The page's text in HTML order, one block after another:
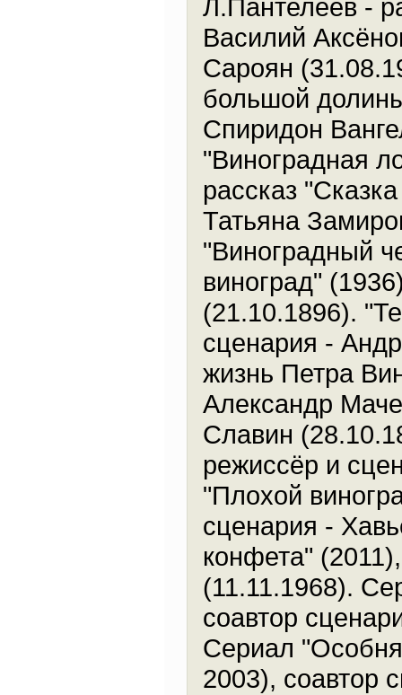
Л.Пантелеев -
Василий
Сароян
большой
Спиридон
"Виноградная
рассказ
Татьяна
"Виноградный
виноград"
(21.10.1896).
сценария -
жизнь Петра
Александр
Славин
режиссёр и
"Плохой
сценария -
конфета"
(11.11.1968).
соавтор
Сериал
2003), соавтор